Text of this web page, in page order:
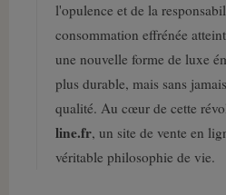
l'opulence et de la
consommation effrénée
une nouvelle forme de luxe
plus durable, mais sans
qualité. Au cœur de cette
line.fr, un site de vente en
véritable philosophie de vie.